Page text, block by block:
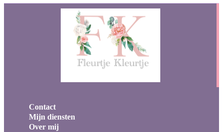
Contact
Mijn diensten
Over mij